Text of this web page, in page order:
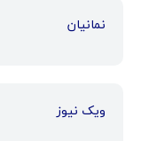
نمانیان
ویک نیوز